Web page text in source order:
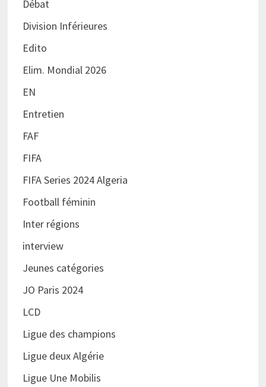
Débat
Division Inférieures
Edito
Elim. Mondial 2026
EN
Entretien
FAF
FIFA
FIFA Series 2024 Algeria
Football féminin
Inter régions
interview
Jeunes catégories
JO Paris 2024
LCD
Ligue des champions
Ligue deux Algérie
Ligue Une Mobilis